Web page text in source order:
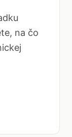
na čo